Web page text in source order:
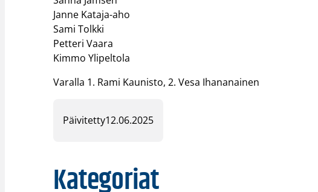
Janne Kataja-aho​
Sami Tolkki​
Petteri Vaara​
Kimmo Ylipeltola​
Varalla 1. Rami Kaunisto, 2. Vesa Ihananainen
Päivitetty12.06.2025
Kategoriat